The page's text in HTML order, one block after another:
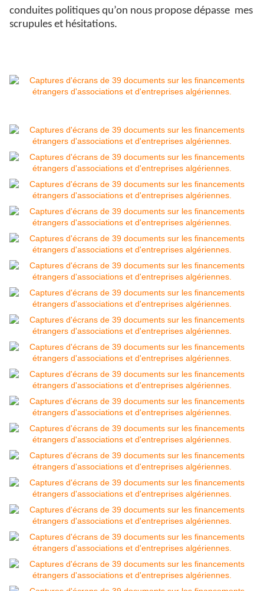
conduites politiques qu’on nous propose dépasse mes
scrupules et hésitations.